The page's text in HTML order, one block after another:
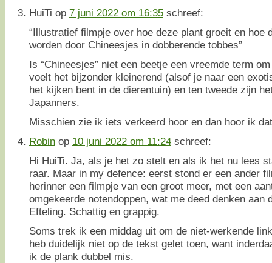
HuiTi op 7 juni 2022 om 16:35 schreef:
“Illustratief filmpje over hoe deze plant groeit en hoe
worden door Chineesjes in dobberende tobbes”
Is “Chineesjes” niet een beetje een vreemde term
voelt het bijzonder kleinerend (alsof je naar een
het kijken bent in de dierentuin) en ten tweede zijn
Japanners.
Misschien zie ik iets verkeerd hoor en dan hoor ik
Robin op 10 juni 2022 om 11:24 schreef:
Hi HuiTi. Ja, als je het zo stelt en als ik het nu lees
raar. Maar in my defence: eerst stond er een ander
herinner een filmpje van een groot meer, met een
omgekeerde notendoppen, wat me deed denken aan
Efteling. Schattig en grappig.
Soms trek ik een middag uit om de niet-werkende
heb duidelijk niet op de tekst gelet toen, want
ik de plank dubbel mis.